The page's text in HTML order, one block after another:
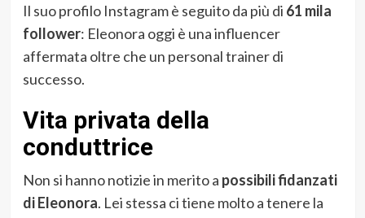
Il suo profilo Instagram è seguito da più di 61 mila
follower: Eleonora oggi è una influencer
affermata oltre che un personal trainer di
successo.
Vita privata della
conduttrice
Non si hanno notizie in merito a possibili fidanzati
di Eleonora. Lei stessa ci tiene molto a tenere la